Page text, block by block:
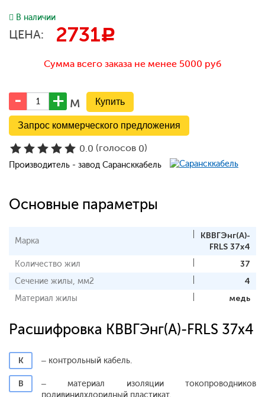
В наличии
ЦЕНА: 2731c
Сумма всего заказа не менее 5000 руб
м
Запрос коммерческого предложения
0.0 (голосов 0)
Производитель - завод Сарансккабель
Основные параметры
Марка
КВВГЭнг(A)-
FRLS 37x4
Количество жил
37
Сечение жилы, мм2
4
Материал жилы
медь
Расшифровка КВВГЭнг(A)-FRLS 37x4
К – контрольный кабель.
В
– материал изоляции токопроводников
поливинилхлоридный пластикат.